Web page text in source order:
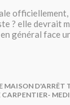
? elle devrait
général face
D'ARRÊT
CARPENTIER-